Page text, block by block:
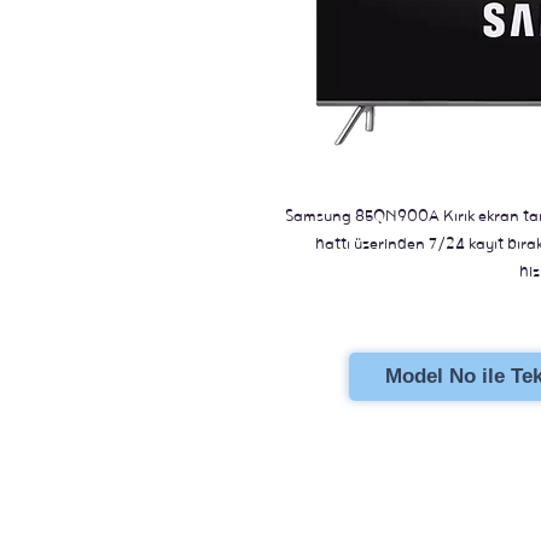
Samsung 85QN900A Kırık ekran
hattı üzerinden 7/24 kayıt
Model No ile